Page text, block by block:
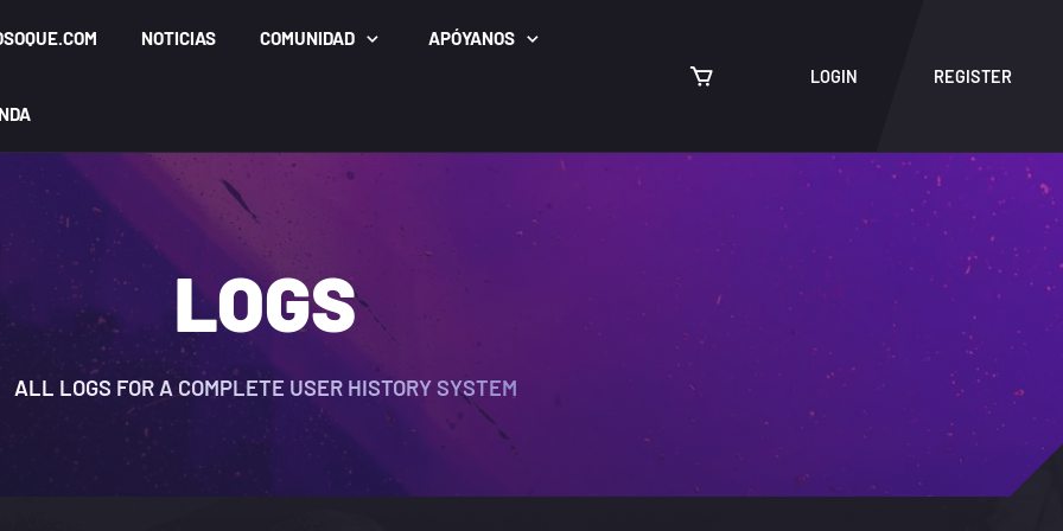
NOTICIAS COMUNIDAD APÓYANOS
LOGIN REGISTER
LOGS
ALL LOGS FOR A COMPLETE USER HISTORY SYSTEM